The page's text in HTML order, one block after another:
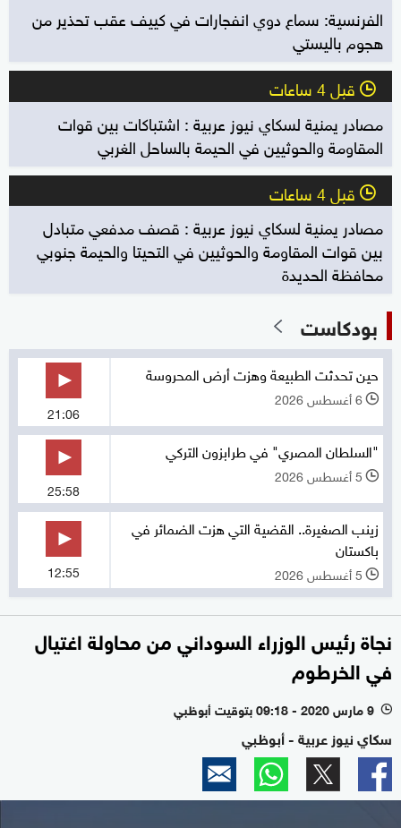
الفرنسية: سماع دوي انفجارات في كييف عقب تحذير من
هجوم باليستي
l قبل 4 ساعات
مصادر يمنية لسكاي نيوز عربية : اشتباكات بين قوات
المقاومة والحوثيين في الحيمة بالساحل الغربي
l قبل 4 ساعات
مصادر يمنية لسكاي نيوز عربية : قصف مدفعي متبادل
بين قوات المقاومة والحوثيين في التحيتا والحيمة جنوبي
محافظة الحديدة
بودكاست
حين تحدثت الطبيعة وهزت أرض المحروسة
l 6 أغسطس 2026
21:06
"السلطان المصري" في طرابزون التركي
l 5 أغسطس 2026
25:58
زينب الصغيرة.. القضية التي هزت الضمائر في
باكستان
l 5 أغسطس 2026 12:55
نجاة رئيس الوزراء السوداني من محاولة اغتيال
في الخرطوم
l 9 مارس 2020 - 09:18 بتوقيت أبوظبي
سكاي نيوز عربية - أبوظبي